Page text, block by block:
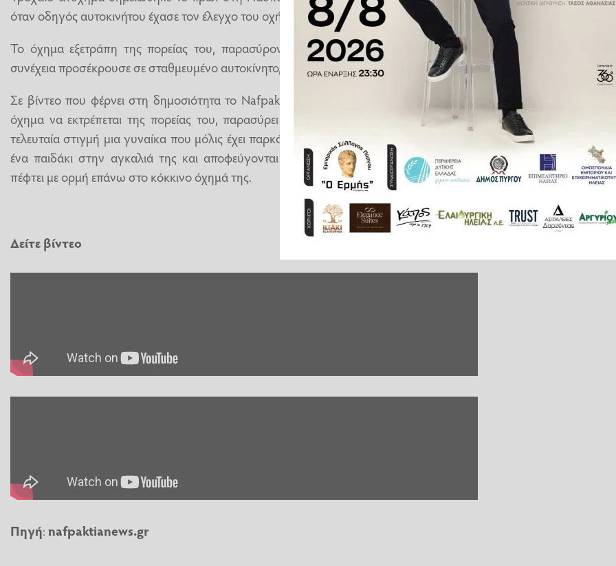
όταν οδηγός αυτοκινήτου έχασε τον έλεγχο του οχήματός του σε στροφή της περιοχής.
Το όχημα εξετράπη της πορείας του, παρασύροντας σταθμευμένα δίκυκλα, ενώ στη
συνέχεια προσέκρουσε σε σταθμευμένο αυτοκίνητο, προκαλώντας υλικές ζημιές.
Σε βίντεο που φέρνει στη δημοσιότητα το Nafpaktianews.gr, φαίνεται η στιγμή που το
όχημα να εκτρέπεται της πορείας του, παρασύρει τραπεζοκαθίσματα και δίκυκλα, ενώ
τελευταία στιγμή μια γυναίκα που μόλις έχει παρκάρει το αμάξι της παραμερίζει, αρπάζει
ένα παιδάκι στην αγκαλιά της και αποφεύγονται τα χειρότερα, καθώς το αυτοκίνητο
πέφτει με ορμή επάνω στο κόκκινο όχημά της.
Δείτε βίντεο
Πηγή:nafpaktianews.gr